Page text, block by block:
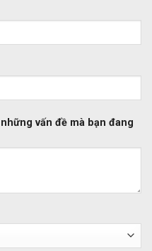
vấn đề mà bạn đang